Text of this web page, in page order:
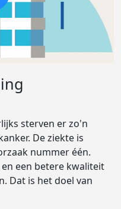
sterven er zo'n
De ziekte is
nummer één.
een betere kwaliteit
Dat is het doel van